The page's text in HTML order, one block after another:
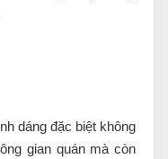
dáng đặc biệt không
gian quán mà còn